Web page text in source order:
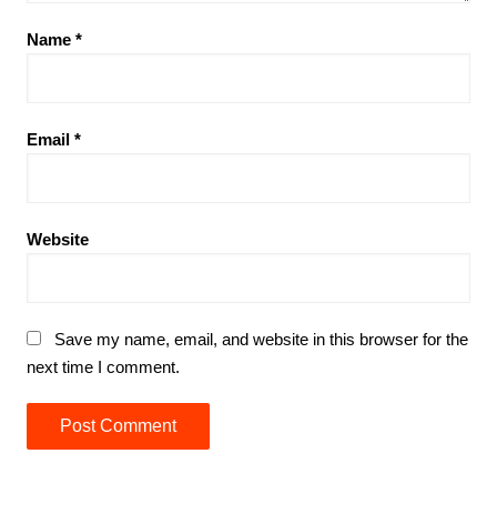
Name *
Email *
Website
Save my name, email, and website in this browser for the
next time I comment.